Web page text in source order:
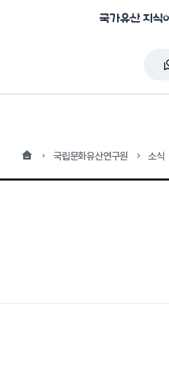
국가유산 지식이음
홈 국립문화유산연구원 소식